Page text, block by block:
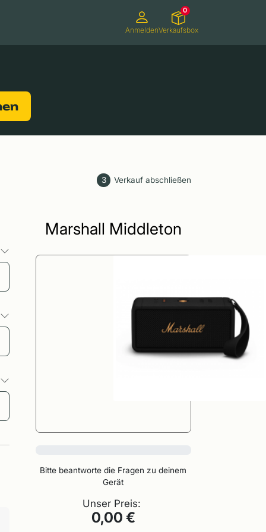
AnmeldenVerkaufsbox
0
3 Verkauf abschließen
Marshall Middleton
Bitte beantworte die Fragen zu deinem
Gerät
Unser Preis:
0,00 €